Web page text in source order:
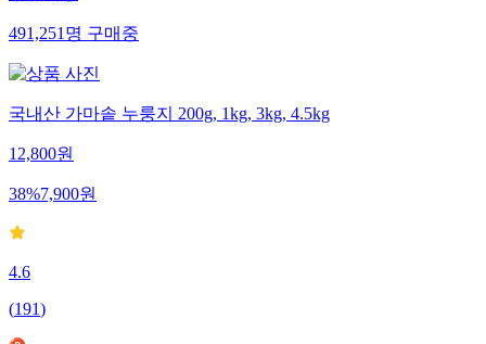
491,251명구매중
국내산 가마솥 누룽지 200g, 1kg, 3kg, 4.5kg
12,800원
38%7,900원
4.6
(191)